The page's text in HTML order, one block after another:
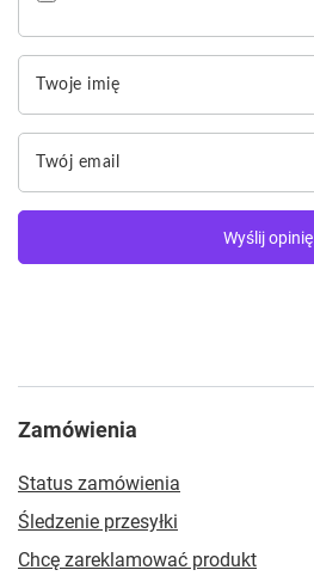
Twoje imię
Twój email
Wyślij opinię
Zamówienia
Status zamówienia
Śledzenie przesyłki
Chcę zareklamować produkt